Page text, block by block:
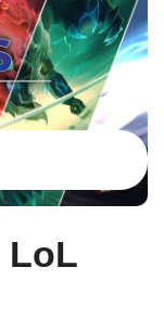
LoL